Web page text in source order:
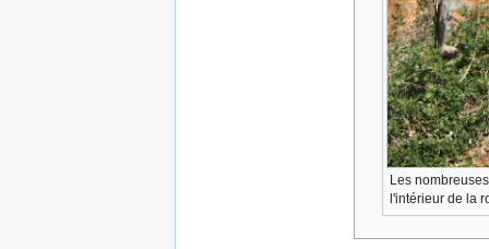
Les
l'intérieur de la